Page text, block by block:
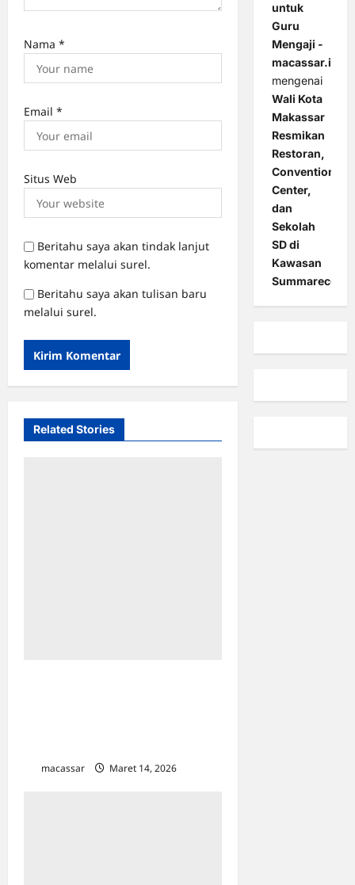
Nama *
Email *
Situs Web
Beritahu saya akan tindak lanjut
komentar melalui surel.
Beritahu saya akan tulisan baru
melalui surel.
Related Stories
macassar Maret 14, 2026
untuk
Guru
Mengaji -
macassar.id
mengenai
Wali Kota
Makassar
Resmikan
Restoran,
Convention
Center,
dan
Sekolah
SD di
Kawasan
Summarecon